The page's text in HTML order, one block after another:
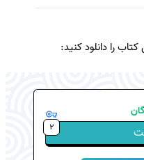
را دانلود کنید:
2